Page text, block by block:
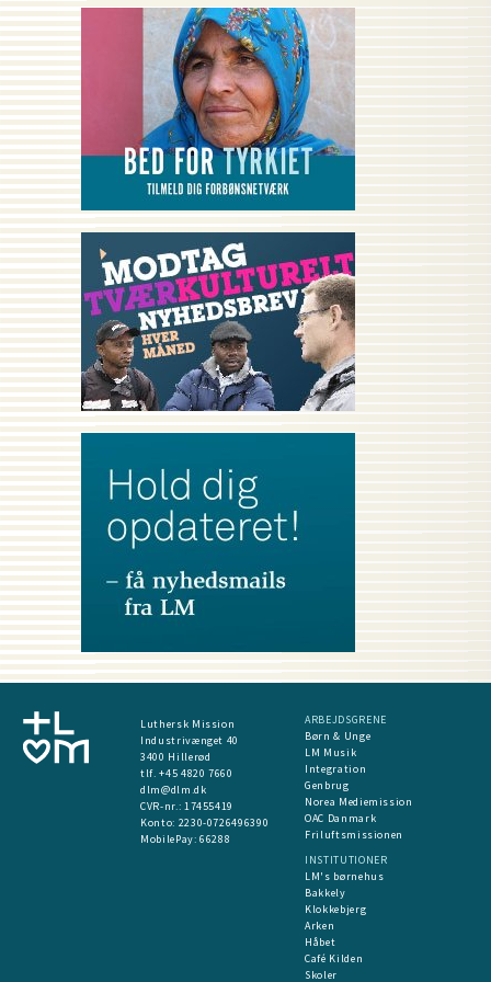
Luthersk Mission
Industrivænget 40
3400 Hillerød
tlf. +45 4820 7660
dlm@dlm.dk
CVR-nr.: 17455419
​Konto: 2230-0726496390
MobilePay:66288
ARBEJDSGRENE
Børn & Unge
LM Musik
Integration
Genbrug
Norea Mediemission
OAC Danmark
Friluftsmissionen
INSTITUTIONER
LM's børnehus
Bakkely
Klokkebjerg
Arken
Håbet
Café Kilden
Skoler